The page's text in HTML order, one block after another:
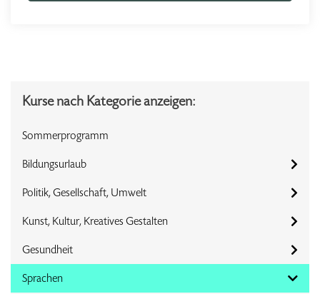
Kurse nach Kategorie anzeigen:
Sommerprogramm
Bildungsurlaub
Politik, Gesellschaft, Umwelt
Kunst, Kultur, Kreatives Gestalten
Gesundheit
Sprachen